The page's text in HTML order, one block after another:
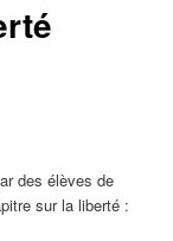
des élèves de
sur la liberté :